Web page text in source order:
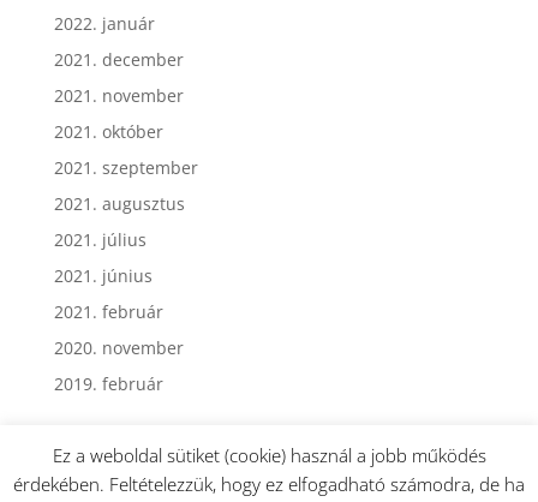
2022. január
2021. december
2021. november
2021. október
2021. szeptember
2021. augusztus
2021. július
2021. június
2021. február
2020. november
2019. február
Ez a weboldal sütiket (cookie) használ a jobb működés
érdekében. Feltételezzük, hogy ez elfogadható számodra, de ha